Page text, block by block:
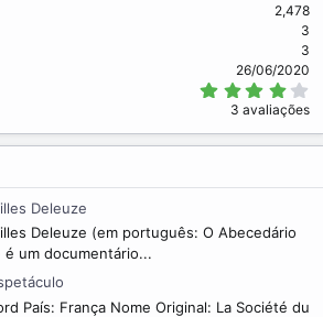
2,478
3
3
26/06/2020
3
3
s
3 avaliações
Deleuze
Deleuze (em português: O Abecedário
é um documentário...
País: França Nome Original: La Société du